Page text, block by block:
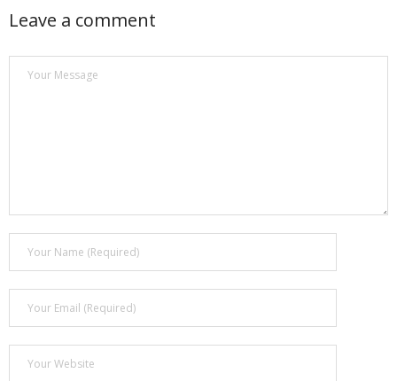
- Покупка усилителя после апгрейда. Случай с Амфитоном
концертных залов
Контакты
Cart (0Items)
Leave a comment